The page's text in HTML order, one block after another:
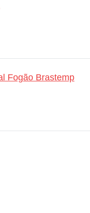
Fogão Brastemp